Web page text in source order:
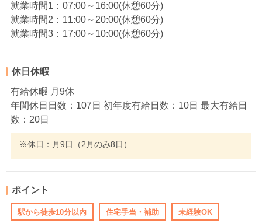
就業時間1：07:00～16:00(休憩60分)
就業時間2：11:00～20:00(休憩60分)
就業時間3：17:00～10:00(休憩60分)
休日休暇
有給休暇 月9休
年間休日日数：107日 初年度有給日数：10日 最大有給日
数：20日
※休日：月9日（2月のみ8日）
ポイント
駅から徒歩10分以内 住宅手当・補助 未経験OK